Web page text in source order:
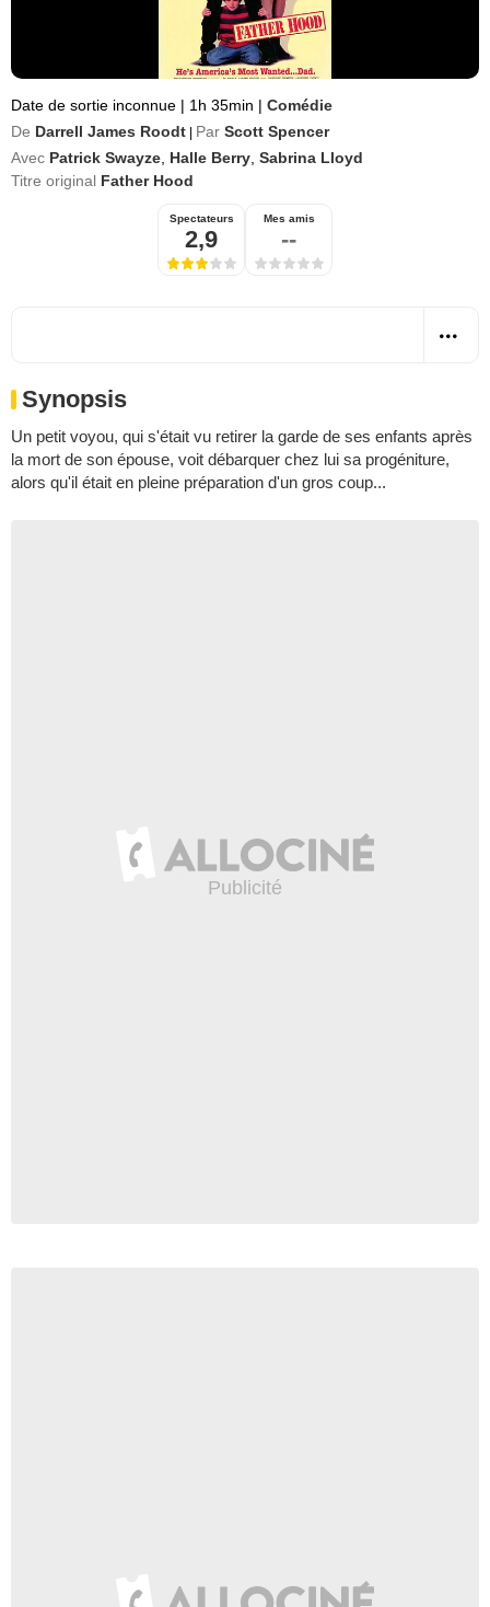
Date de sortie inconnue | 1h 35min | Comédie
De Darrell James Roodt Par Scott Spencer
Avec Patrick Swayze Halle Berry Sabrina Lloyd
Titre original Father Hood
Spectateurs
2,9
Mes amis
--
Synopsis
Un petit voyou, qui s'était vu retirer la garde de ses enfants après
la mort de son épouse, voit débarquer chez lui sa progéniture,
alors qu'il était en pleine préparation d'un gros coup...